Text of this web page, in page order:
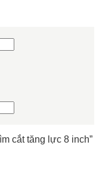
cắt tăng lực 8 inch”